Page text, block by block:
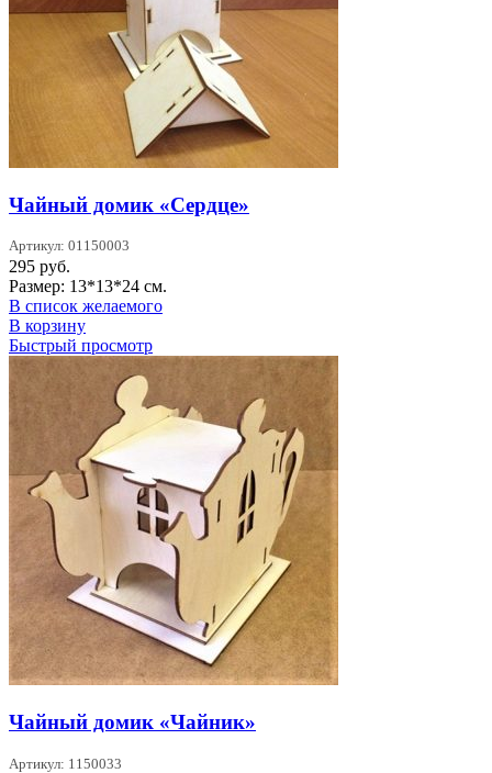
Чайный домик «Сердце»
Артикул: 01150003
295 руб.
Размер: 13*13*24 см.
В список желаемого
В корзину
Быстрый просмотр
Чайный домик «Чайник»
Артикул: 1150033